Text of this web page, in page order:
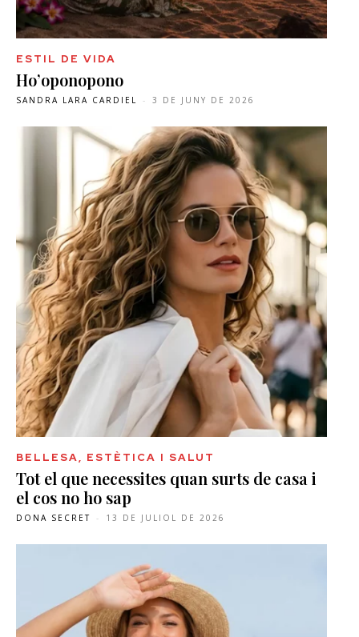
ESTIL DE VIDA
Ho’oponopono
SANDRA LARA CARDIEL - 3 DE JUNY DE 2026
BELLESA, ESTÈTICA I SALUT
Tot el que necessites quan surts de casa i
el cos no ho sap
DONA SECRET - 13 DE JULIOL DE 2026